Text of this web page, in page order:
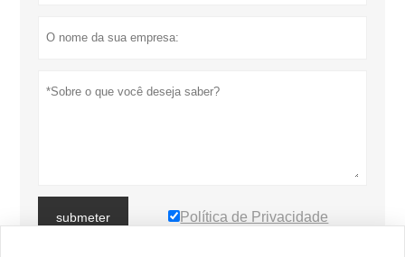
submeter Política de Privacidade